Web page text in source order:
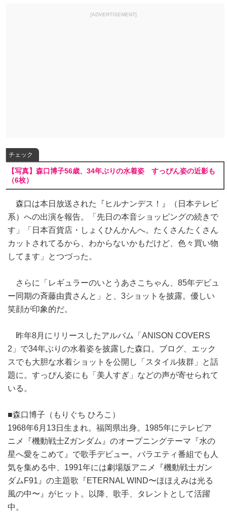
[ADVERTISEMENT]
チェック
【写真】森口博子56歳、34年ぶりの水着姿 すっぴん姿の近影も
（6枚）
森口は本日放送された『ヒルナンデス！』（日本テレビ
系）への出演を報告。「先日の本音ショッピングの続きで
す」「日本百貨店・しょくひんかんへ。たくさんたくさん
カットされてるから、わからないかもだけど、色々買い物
してます」とつづった。
さらに「レギュラーのいとうあさこちゃん、85年デビュ
ー同期の斉藤由貴さんと」と、3ショットを披露。優しい
笑顔が印象的だ。
昨年8月にリリースしたアルバム「ANISON COVERS
2」で34年ぶりの水着姿を披露した森口。ブログ、エック
スでも大胆な水着ショットを公開し「スタイル抜群」と話
題に。すっぴん姿にも「美人すぎ」などの声が寄せられて
いる。
■森口博子（もりぐち ひろこ）
1968年6月13日生まれ。福岡県出身。1985年にテレビア
ニメ『機動戦士Ζガンダム』のオープニングテーマ『水の
星へ愛をこめて』で歌手デビュー。バラエティ番組でも人
気を集める中、1991年には劇場版アニメ『機動戦士ガン
ダムF91』の主題歌『ETERNAL WIND〜ほほえみは光る
風の中〜』がヒット。以降、歌手、タレントとして活躍
中。